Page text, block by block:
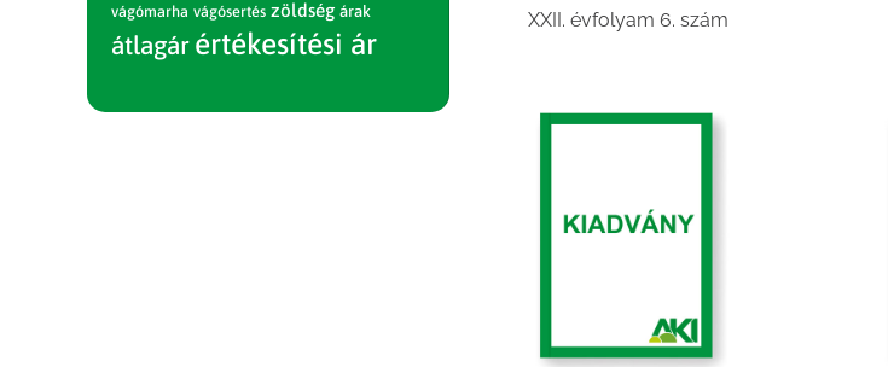
XXII. évfolyam 6. szám
vágómarha vágósertés zöldség árak
átlagár értékesítési ár